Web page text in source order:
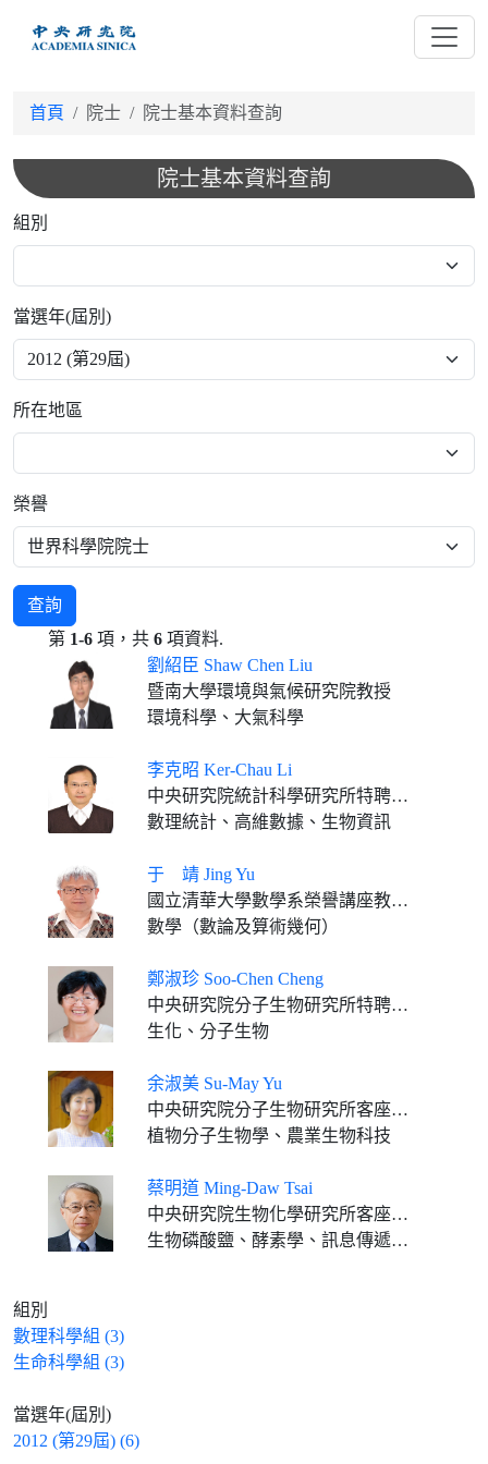
首頁 院士 院士基本資料查詢
院士基本資料查詢
組別
當選年(屆別)
所在地區
榮譽
查詢
第 1-6 項，共 6 項資料.
劉紹臣 Shaw Chen Liu
暨南大學環境與氣候研究院教授
環境科學、大氣科學
李克昭 Ker-Chau Li
中央研究院統計科學研究所特聘研究員 加州大學洛杉磯分校特聘教授
數理統計、高維數據、生物資訊
于 靖 Jing Yu
國立清華大學數學系榮譽講座教授 國立台灣師範大學數學系榮譽講座教授
數學（數論及算術幾何）
鄭淑珍 Soo-Chen Cheng
中央研究院分子生物研究所特聘研究員
生化、分子生物
余淑美 Su-May Yu
中央研究院分子生物研究所客座講座
植物分子生物學、農業生物科技
蔡明道 Ming-Daw Tsai
中央研究院生物化學研究所客座講座 國立台灣大學生化科學研究所特聘研究講座教授
生物磷酸鹽、酵素學、訊息傳遞、化學與結構生物學、核磁共振、X射線晶體學、冷凍電子顯微鏡、X光自由電子雷射
組別
數理科學組 (3)
生命科學組 (3)
當選年(屆別)
2012 (第29屆) (6)